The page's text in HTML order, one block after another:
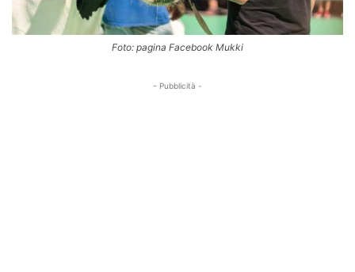
Foto: pagina Facebook Mukki
- Pubblicità -